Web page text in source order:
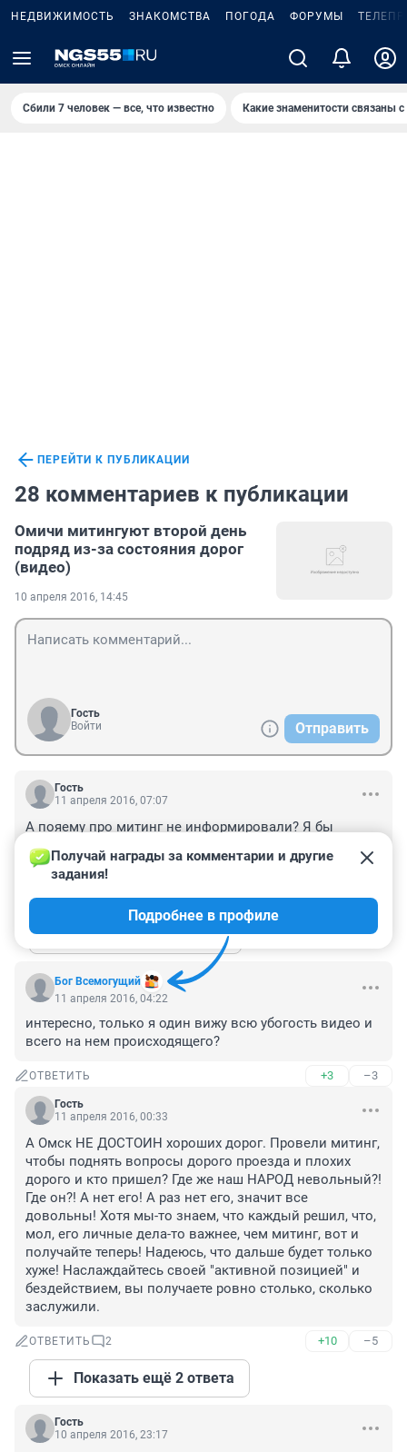
НЕДВИЖИМОСТЬ ЗНАКОМСТВА ПОГОДА ФОРУМЫ
Сбили 7 человек — все, что известно Какие знаменитости связаны
ПЕРЕЙТИ К ПУБЛИКАЦИИ
28 комментариев к публикации
Омичи митингуют второй день
подряд из-за состояния дорог
(видео)
10 апреля 2016, 14:45
Гость
Войти
Отправить
Гость
11 апреля 2016, 07:07
А пояему про митинг не информировали? Я бы
пришел. Что такое 100 чел.? А Вот тесячи три....., а
лучше 10.
ОТВЕТИТЬ 1 +10 –1
Показать ещё 1 ответ
Бог Всемогущий
Получай награды за комментарии и другие
задания!
Подробнее в профиле
11 апреля 2016, 04:22
интересно, только я один вижу всю убогость видео и
всего на нем происходящего?
ОТВЕТИТЬ +3 –3
Гость
11 апреля 2016, 00:33
А Омск НЕ ДОСТОИН хороших дорог. Провели митинг,
чтобы поднять вопросы дорого проезда и плохих
дорого и кто пришел? Где же наш НАРОД невольный?!
Где он?! А нет его! А раз нет его, значит все
довольны! Хотя мы-то знаем, что каждый решил, что,
мол, его личные дела-то важнее, чем митинг, вот и
получайте теперь! Надеюсь, что дальше будет только
хуже! Наслаждайтесь своей "активной позицией" и
бездействием, вы получаете ровно столько, сколько
заслужили.
ОТВЕТИТЬ 2 +10 –5
Показать ещё 2 ответа
Гость
10 апреля 2016, 23:17